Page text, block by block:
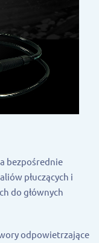
bezpośrednie
płuczących i
do głównych
odpowietrzające